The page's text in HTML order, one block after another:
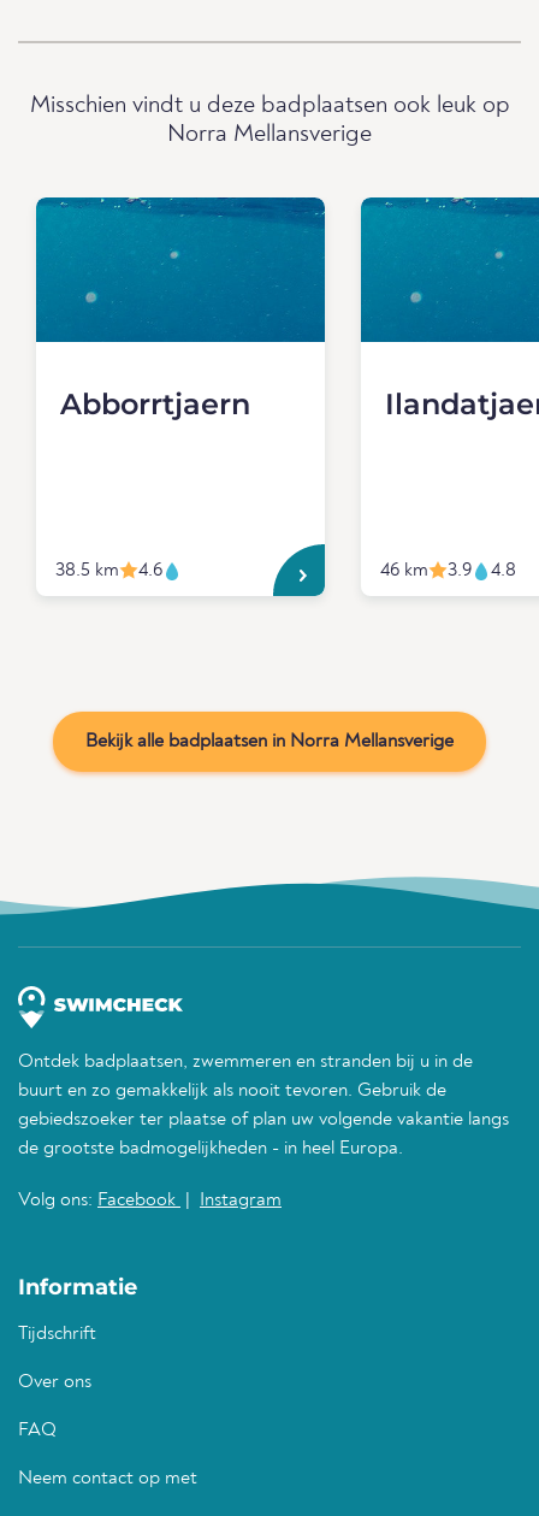
Misschien vindt u deze badplaatsen ook leuk op
Norra Mellansverige
Abborrtjaern
38.5 km 4.6 46 km 3.9 4.8
Bekijk alle badplaatsen in Norra Mellansverige
Ontdek badplaatsen, zwemmeren en stranden bij u in de
buurt en zo gemakkelijk als nooit tevoren. Gebruik de
gebiedszoeker ter plaatse of plan uw volgende vakantie langs
de grootste badmogelijkheden - in heel Europa.
Volg ons: Facebook Instagram
Informatie
Tijdschrift
Over ons
FAQ
Neem contact op met